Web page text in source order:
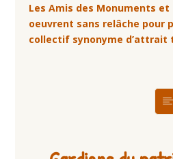
Les Amis des Monuments et
oeuvrent sans relâche pour
collectif synonyme d’attrait